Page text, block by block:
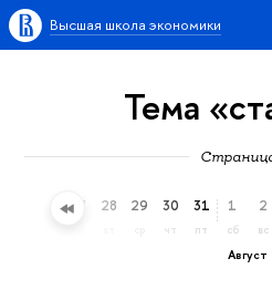
Высшая школа экономики
Тема
27 28 29 30
чт
31
пт
1
сб
2
вс